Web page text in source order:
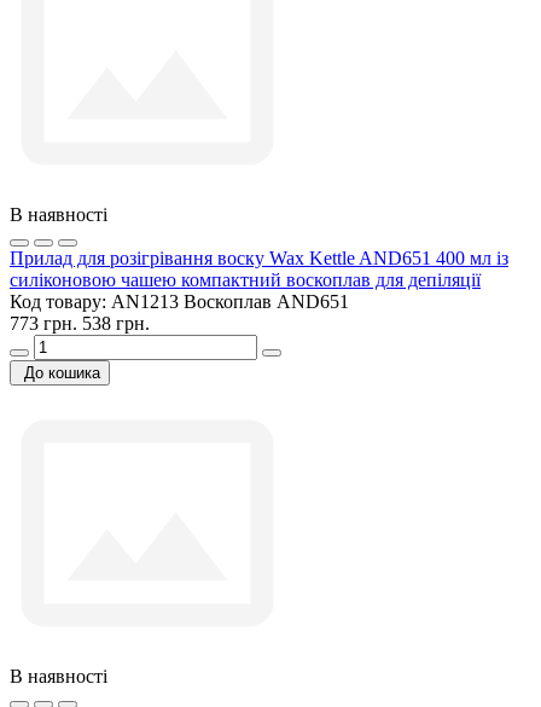
В наявності
Прилад для розігрівання воску Wax Kettle AND651 400 мл із
силіконовою чашею компактний воскоплав для депіляції
Код товару: AN1213 Воскоплав AND651
773 грн. 538 грн.
До кошика
В наявності